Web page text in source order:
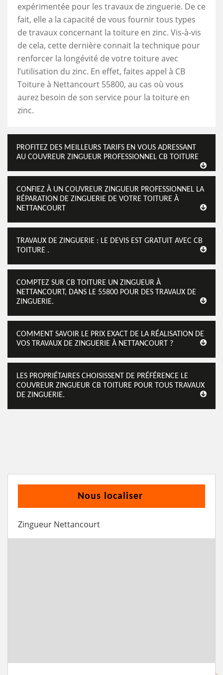
expérimentée pour les travaux de zinguerie. De ce
fait, elle a la capacité de vous fournir tous types
de travaux concernant la toiture en zinc. Vis-à-vis
de cela, cette dernière connait la technique pour
renforcer la longévité de votre toiture avec
l’utilisation du zinc. En effet, faites appel à CB
Toiture à Nettancourt 55800, au cas où vous
aurez besoin de son service pour la toiture en
zinc.
PROFITEZ DES MEILLEURS TARIFS EN VOUS ADRESSANT
AU COUVREUR ZINGUEUR PROFESSIONNEL CB TOITURE
CONFIEZ À UN COUVREUR ZINGUEUR PROFESSIONNEL LA
RÉPARATION DE ZINGUERIE DE VOTRE TOITURE À
NETTANCOURT
TRAVAUX DE ZINGUERIE : LE DEVIS EST GRATUIT AVEC CB
TOITURE .
COMPTEZ SUR CB TOITURE UN ZINGUEUR À
NETTANCOURT, DANS LE 55800 POUR DES TRAVAUX DE
ZINGUERIE.
COMMENT SAVOIR LE PRIX EXACT DE LA RÉALISATION DE
VOS TRAVAUX DE ZINGUERIE À NETTANCOURT ?
LES PROPRIÉTAIRES CHOISISSENT DE PRÉFÉRENCE LE
COUVREUR ZINGUEUR CB TOITURE POUR TOUS TRAVAUX
DE ZINGUERIE.
Nous localiser
Zingueur Nettancourt